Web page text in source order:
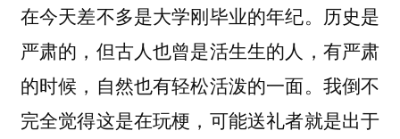
在今天差不多是大学刚毕业的年纪。历史是
严肃的，但古人也曾是活生生的人，有严肃
的时候，自然也有轻松活泼的一面。我倒不
完全觉得这是在玩梗，可能送礼者就是出于